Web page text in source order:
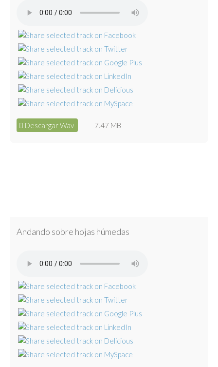
Descargar Wav 7.47 MB
Andando sobre hojas húmedas